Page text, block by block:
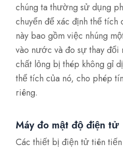
chúng ta thường sử dụng
chuyển để xác định thể
này bao gồm việc nhúng
vào nước và đo sự thay
chất lỏng bị thép không gỉ
thể tích của nó, cho phép
riêng.
Máy đo mật độ điện tử
Các thiết bị điện tử tiên